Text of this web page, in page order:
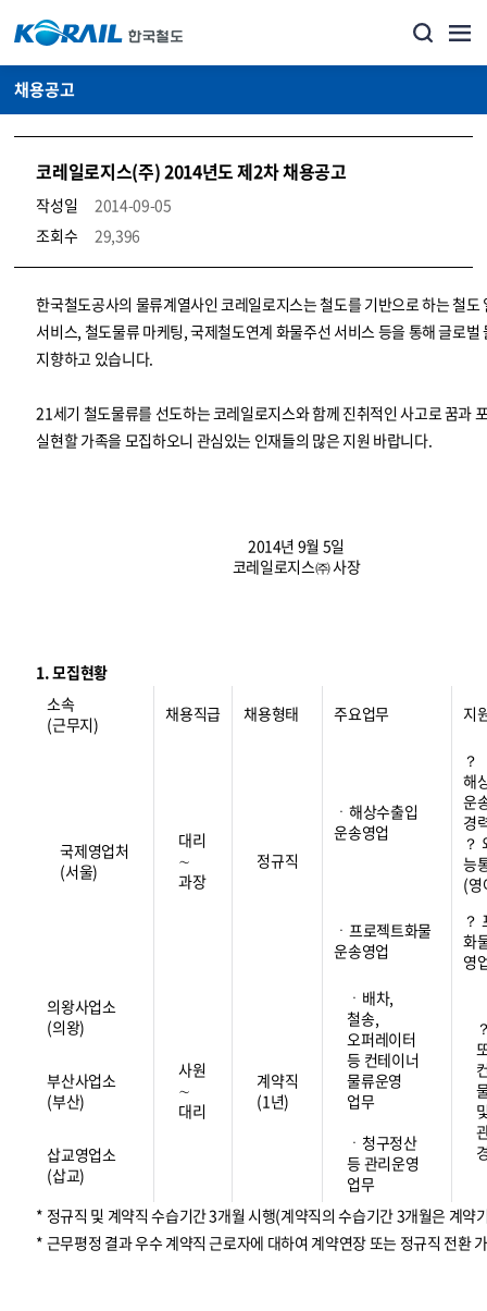
채용공고
코레일로지스(주) 2014년도 제2차 채용공고
작성일
2014-09-05
조회수
29,396
코레일소개_경영공시_채용공고 상세보기 – 내용, 파일, 담당자 연락처로 구성
한국철도공사의 물류계열사인 코레일로지스는 철도를 기반으로 하는 철도
서비스, 철도물류 마케팅, 국제철도연계 화물주선 서비스 등을 통해 글로벌
지향하고 있습니다.
21세기 철도물류를 선도하는 코레일로지스와 함께 진취적인 사고로 꿈과
실현할 가족을 모집하오니 관심있는 인재들의 많은 지원 바랍니다.
2014년 9월 5일
코레일로지스㈜ 사장
1. 모집현황
소속
(근무지)
채용직급 채용형태 주요업무 지
국제영업처
(서울)
대리
∼
과장
정규직
ㆍ해상수출입
운송영업
？
해
운
경
？
능
(영
ㆍ프로젝트화물
운송영업
？
화
영
의왕사업소
(의왕)
사원
∼
대리
계약직
(1년)
ㆍ배차,
철송,
오퍼레이터
등 컨테이너
물류운영
업무
ㆍ청구정산
등 관리운영
업무
부산사업소
(부산)
삽교영업소
(삽교)
* 정규직 및 계약직 수습기간 3개월 시행(계약직의 수습기간 3개월은 계약
* 근무평정 결과 우수 계약직 근로자에 대하여 계약연장 또는 정규직 전환